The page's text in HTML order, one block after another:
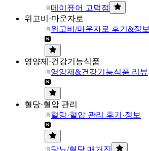
메이퓨어 고덕점
위고비·마운자로
위고비/마운자로 후기&정보
영양제·건강기능식품
영양제&건강기능식품 리뷰
혈당·혈압 관리
혈당·혈압 관리 후기·정보
당뇨/혈당 매거진